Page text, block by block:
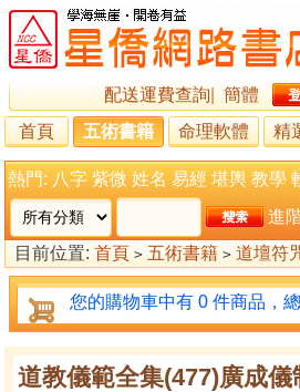
配送運費查詢
簡體
首頁
五術書籍 命理軟體 精
熱門: 八字 紫微 姓名 易經 堪輿 教學
進
目前位置: 首頁 > 五術書籍 > 道壇符
廣成儀制 請太歲科儀
您的購物車中有 0 件商品，
道教儀範全集(477)廣成